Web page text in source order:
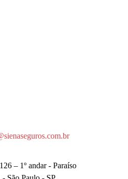
– 1º andar - Paraíso